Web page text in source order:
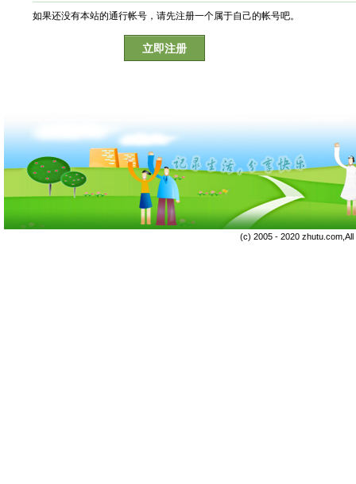
如果还没有本站的通行帐号，请先注册一个属于自己的帐号吧。
立即注册
(c) 2005 - 2020